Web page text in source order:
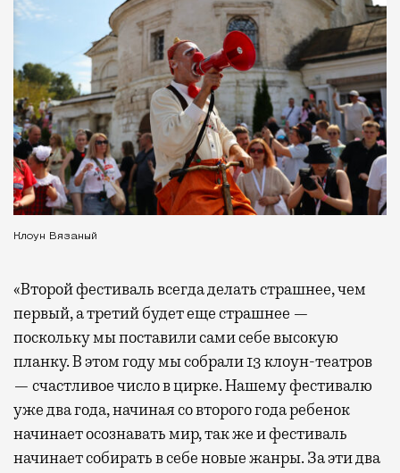
Клоун Вязаный
«Второй фестиваль всегда делать страшнее, чем
первый, а третий будет еще страшнее —
поскольку мы поставили сами себе высокую
планку. В этом году мы собрали 13 клоун-театров
— счастливое число в цирке. Нашему фестивалю
уже два года, начиная со второго года ребенок
начинает осознавать мир, так же и фестиваль
начинает собирать в себе новые жанры. За эти два